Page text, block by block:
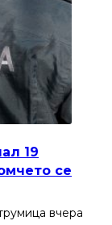
19
се
вчера